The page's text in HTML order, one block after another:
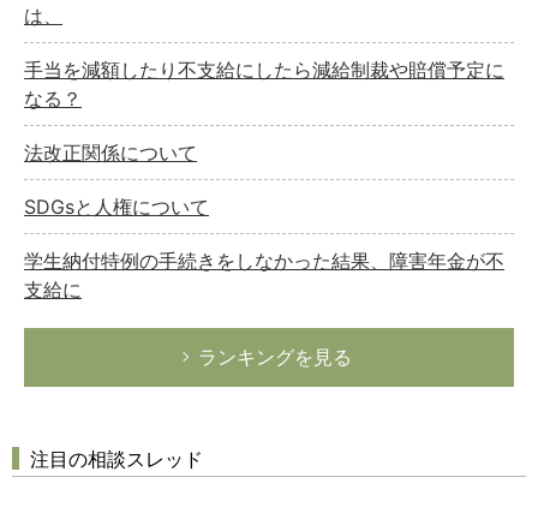
は、
手当を減額したり不支給にしたら減給制裁や賠償予定に
なる？
法改正関係について
SDGsと人権について
学生納付特例の手続きをしなかった結果、障害年金が不
支給に
ランキングを見る
注目の相談スレッド